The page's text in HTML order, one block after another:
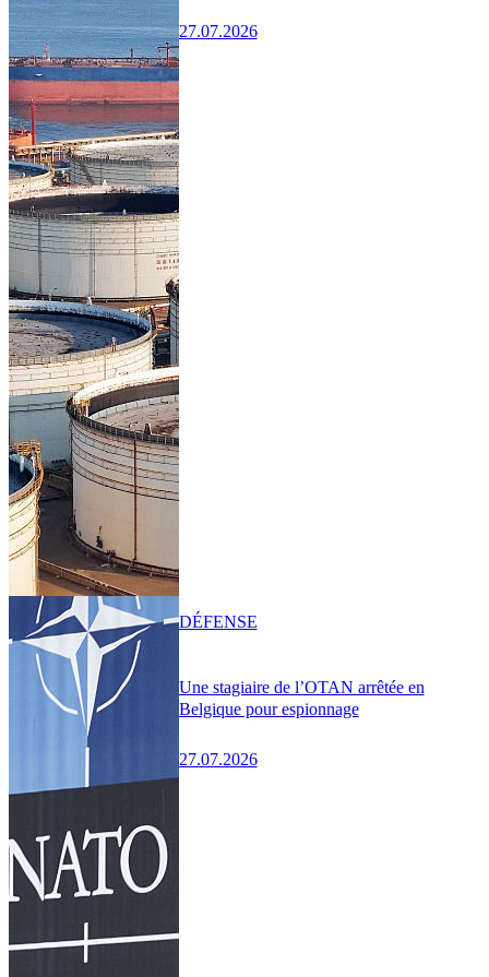
27.07.2026
Une stagiaire de l’OTAN arrêtée en
Belgique pour espionnage
27.07.2026
DÉFENSE